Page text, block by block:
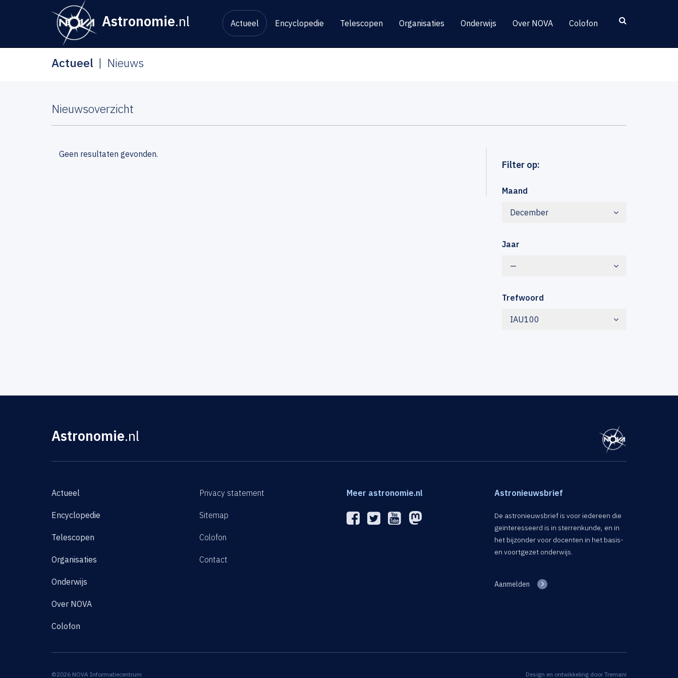
Astronomie.nl Actueel Encyclopedie Telescopen Organisaties Onderwijs Over NOVA Colofon
Actueel Nieuws
Nieuwsoverzicht
Filter op:
Maand
December
Jaar
—
Trefwoord
IAU100
Geen resultaten gevonden.
Astronomie.nl
Actueel
Encyclopedie
Telescopen
Organisaties
Onderwijs
Over NOVA
Colofon
Privacy statement
Sitemap
Colofon
Contact
Meer astronomie.nl Astronieuwsbrief
De astronieuwsbrief is voor iedereen die
geïnteresseerd is in sterrenkunde, en in
het bijzonder voor docenten in het basis-
en voortgezet onderwijs.
Aanmelden
©2026 NOVA Informatiecentrum Design en ontwikkeling door Tremani